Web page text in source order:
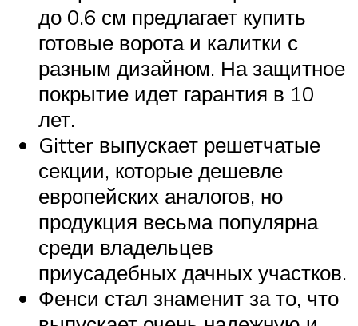
до 0.6 см предлагает купить
готовые ворота и калитки с
разным дизайном. На защитное
покрытие идет гарантия в 10
лет.
Gitter выпускает решетчатые
секции, которые дешевле
европейских аналогов, но
продукция весьма популярна
среди владельцев
приусадебных дачных участков.
Фенси стал знаменит за то, что